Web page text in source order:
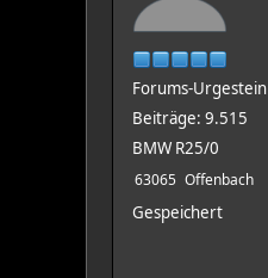
Forums-Urgestein
Beiträge: 9.515
BMW R25/0
63065 Offenbach
Gespeichert